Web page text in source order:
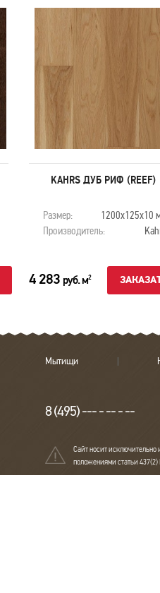
KAHRS ДУБ РИФ (REEF)
Размер:
1200х125х10
Производитель:
4 283 руб. м2
Мытищи
8 (495) --- - -- - --
Сайт носит исключительно
положениями статьи